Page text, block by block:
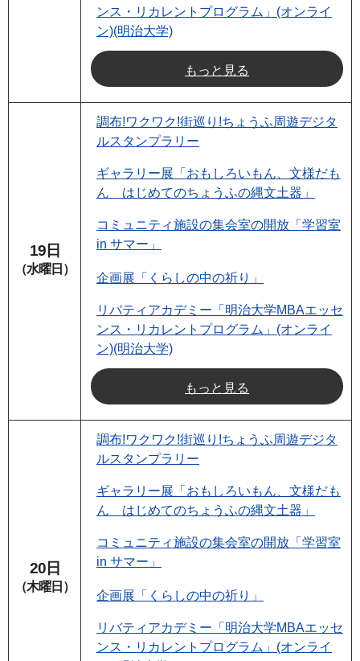
ンス・リカレントプログラム」(オンライ
ン)(明治大学)
もっと見る
19日
（水曜日）
調布!ワクワク!街巡り!ちょうふ周遊デジタ
ルスタンプラリー
ギャラリー展「おもしろいもん、文様だも
ん はじめてのちょうふの縄文土器」
コミュニティ施設の集会室の開放「学習室
in サマー」
企画展「くらしの中の祈り」
リバティアカデミー「明治大学MBAエッセ
ンス・リカレントプログラム」(オンライ
ン)(明治大学)
もっと見る
20日
（木曜日）
調布!ワクワク!街巡り!ちょうふ周遊デジタ
ルスタンプラリー
ギャラリー展「おもしろいもん、文様だも
ん はじめてのちょうふの縄文土器」
コミュニティ施設の集会室の開放「学習室
in サマー」
企画展「くらしの中の祈り」
リバティアカデミー「明治大学MBAエッセ
ンス・リカレントプログラム」(オンライ